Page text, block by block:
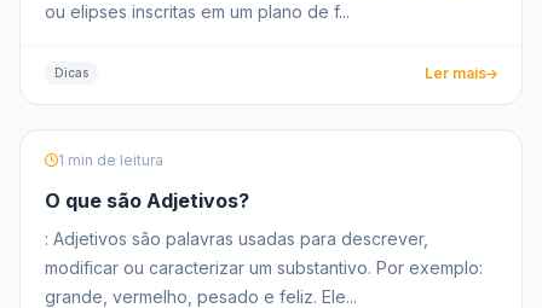
ou elipses inscritas em um plano de f...
Dicas Ler mais
1 min de leitura
O que são Adjetivos?
: Adjetivos são palavras usadas para descrever,
modificar ou caracterizar um substantivo. Por exemplo:
grande, vermelho, pesado e feliz. Ele...